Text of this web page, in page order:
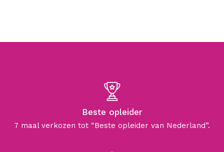
Beste opleider
7 maal verkozen tot “Beste opleider van Nederland”.